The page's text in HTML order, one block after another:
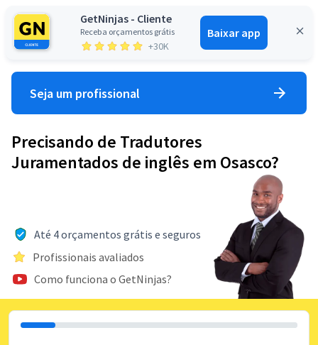
GetNinjas - Cliente
Receba orçamentos grátis
+30K
Baixar app
Entrar
Seja um profissional
Precisando de Tradutores
Juramentados de inglês em Osasco?
Até 4 orçamentos grátis e seguros
Profissionais avaliados
Como funciona o GetNinjas?